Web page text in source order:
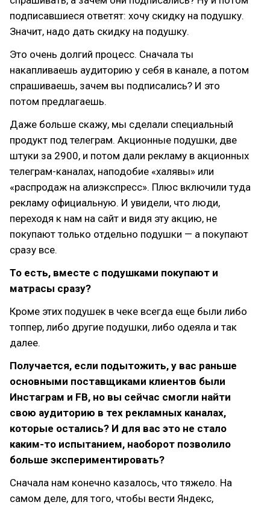
подписавшиеся ответят: хочу скидку на подушку.
Значит, надо дать скидку на подушку.
Это очень долгий процесс. Сначала ты
накапливаешь аудиторию у себя в канале, а потом
спрашиваешь, зачем вы подписались? И это
потом предлагаешь.
Даже больше скажу, мы сделали специальный
продукт под телеграм. Акционные подушки, две
штуки за 2900, и потом дали рекламу в акционных
телеграм-каналах, наподобие «халявы» или
«распродаж на алиэкспресс». Плюс включили туда
рекламу официальную. И увидели, что люди,
переходя к нам на сайт и видя эту акцию, не
покупают только отдельно подушки — а покупают
сразу все.
То есть, вместе с подушками покупают и
матрасы сразу?
Кроме этих подушек в чеке всегда еще были либо
топпер, либо другие подушки, либо одеяла и так
далее.
Получается, если подытожить, у вас раньше
основными поставщиками клиентов были
Инстаграм и FB, но вы сейчас смогли найти
свою аудиторию в тех рекламных каналах,
которые остались? И для вас это не стало
каким-то испытанием, наоборот позволило
больше экспериментировать?
Сначала нам конечно казалось, что тяжело. На
самом деле, для того, чтобы вести Яндекс,